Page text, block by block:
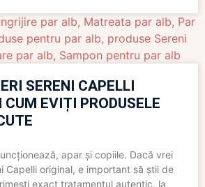
par alb, Matreata par alb, Par
pentru par alb, produse Sereni
par alb, Sampon pentru par alb
SERENI CAPELLI
CUM EVIȚI PRODUSELE
apar și copiile. Dacă vrei
Capelli original, e important să știi de
exact tratamentul autentic, la